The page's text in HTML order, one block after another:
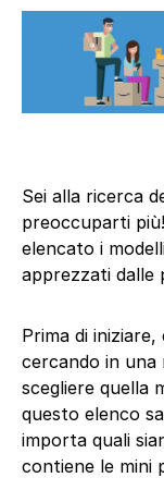
Sei alla ricerca
preoccuparti
elencato i
apprezzati dalle
Prima di
cercando in una
scegliere quella
questo elenco
importa quali
contiene le mini